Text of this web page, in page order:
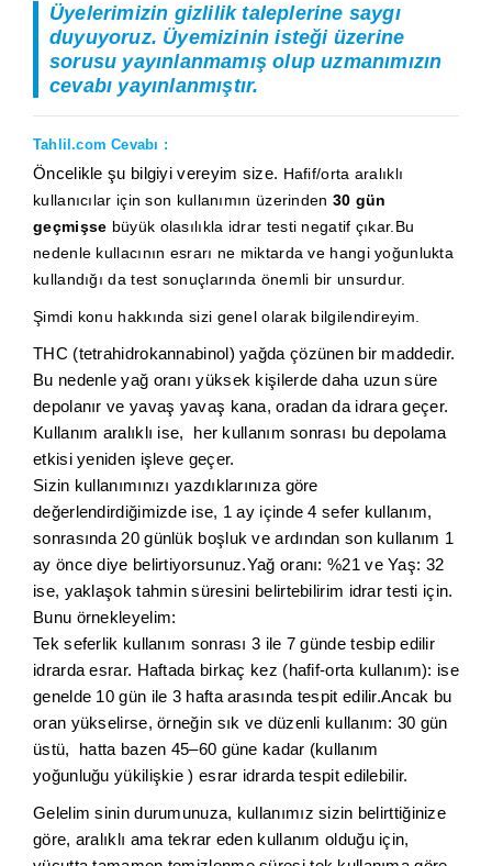
Üyelerimizin gizlilik taleplerine saygı
duyuyoruz. Üyemizinin isteği üzerine
sorusu yayınlanmamış olup uzmanımızın
cevabı yayınlanmıştır.
Tahlil.com Cevabı :
Öncelikle şu bilgiyi vereyim size. Hafif/orta aralıklı
kullanıcılar için son kullanımın üzerinden 30 gün
geçmişse büyük olasılıkla idrar testi negatif çıkar.Bu
nedenle kullacının esrarı ne miktarda ve hangi yoğunlukta
kullandığı da test sonuçlarında önemli bir unsurdur.
Şimdi konu hakkında sizi genel olarak bilgilendireyim.
THC (tetrahidrokannabinol) yağda çözünen bir maddedir.
Bu nedenle yağ oranı yüksek kişilerde daha uzun süre
depolanır ve yavaş yavaş kana, oradan da idrara geçer.
Kullanım aralıklı ise, her kullanım sonrası bu depolama
etkisi yeniden işleve geçer.
Sizin kullanımınızı yazdıklarınıza göre
değerlendirdiğimizde ise, 1 ay içinde 4 sefer kullanım,
sonrasında 20 günlük boşluk ve ardından son kullanım 1
ay önce diye belirtiyorsunuz.Yağ oranı: %21 ve Yaş: 32
ise, yaklaşok tahmin süresini belirtebilirim idrar testi için.
Bunu örnekleyelim:
Tek seferlik kullanım sonrası 3 ile 7 günde tesbip edilir
idrarda esrar. Haftada birkaç kez (hafif-orta kullanım): ise
genelde 10 gün ile 3 hafta arasında tespit edilir.Ancak bu
oran yükselirse, örneğin sık ve düzenli kullanım: 30 gün
üstü, hatta bazen 45–60 güne kadar (kullanım
yoğunluğu yükilişkie ) esrar idrarda tespit edilebilir.
Gelelim sinin durumunuza, kullanımız sizin belirttiğinize
göre, aralıklı ama tekrar eden kullanım olduğu için,